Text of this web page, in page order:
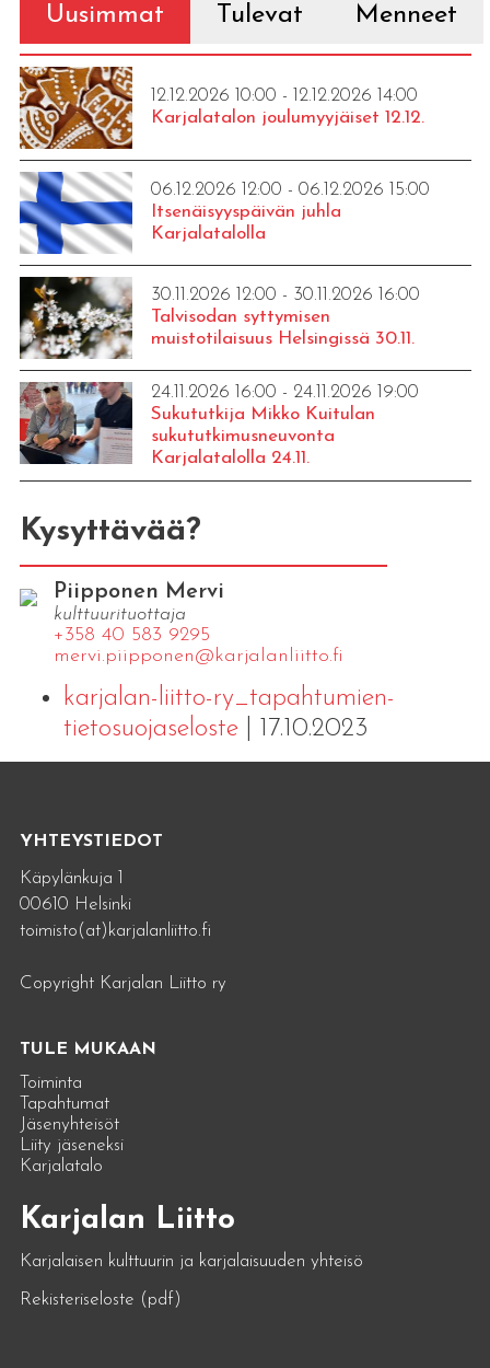
Uusimmat Tulevat Menneet
12.12.2026 10:00 - 12.12.2026 14:00
Karjalatalon joulumyyjäiset 12.12.
06.12.2026 12:00 - 06.12.2026 15:00
Itsenäisyyspäivän juhla
Karjalatalolla
30.11.2026 12:00 - 30.11.2026 16:00
Talvisodan syttymisen
muistotilaisuus Helsingissä 30.11.
24.11.2026 16:00 - 24.11.2026 19:00
Sukututkija Mikko Kuitulan
sukututkimusneuvonta
Karjalatalolla 24.11.
Kysyttävää?
Piipponen Mervi
kulttuurituottaja
+358 40 583 9295
mervi.​piipponen@​kar​jala​nlii​tto.​fi
karjalan-liitto-ry_tapahtumien-
tietosuojaseloste| 17.10.2023
YHTEYSTIEDOT
Käpylänkuja 1
00610 Helsinki
toimisto(at)karjalanliitto.fi
Copyright Karjalan Liitto ry
TULE MUKAAN
Toiminta
Tapahtumat
Jäsenyhteisöt
Liity jäseneksi
Karjalatalo
Karjalan Liitto
Karjalaisen kulttuurin ja karjalaisuuden yhteisö
Rekisteriseloste (pdf)